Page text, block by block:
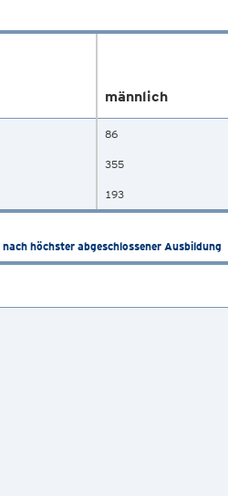
männlich
86
355
193
höchster abgeschlossener Ausbildung